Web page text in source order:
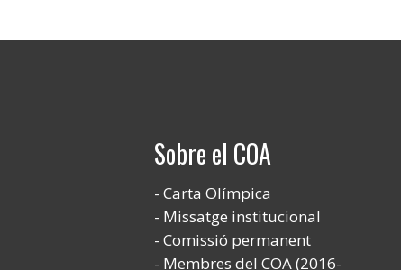
Sobre el COA
Carta Olímpica
Missatge institucional
Comissió permanent
Membres del COA (2016-